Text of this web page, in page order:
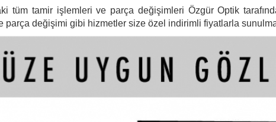
tüm tamir işlemleri ve parça değişimleri Özgür Optik
parça değişimi gibi hizmetler size özel indirimli fiyatlarla